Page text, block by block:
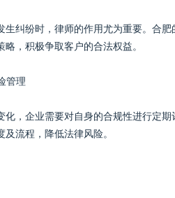
生纠纷时，律师的作用尤为重要。合
略，积极争取客户的合法权益。
管理
化，企业需要对自身的合规性进行定
及流程，降低法律风险。